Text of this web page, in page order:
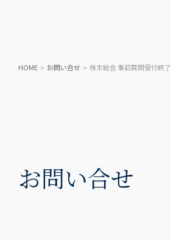
HOME > お問い合せ > 株主総会 事前質問受付終了
お問い合せ